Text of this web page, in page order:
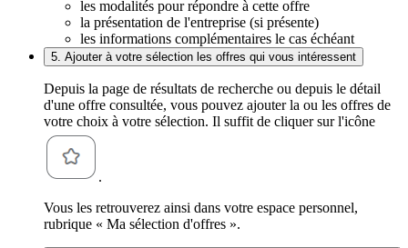
les modalités pour répondre à cette offre
la présentation de l'entreprise (si présente)
les informations complémentaires le cas échéant
5. Ajouter à votre sélection les offres qui vous intéressent
Depuis la page de résultats de recherche ou depuis le détail
d'une offre consultée, vous pouvez ajouter la ou les offres de
votre choix à votre sélection. Il suffit de cliquer sur l'icône
.
Vous les retrouverez ainsi dans votre espace personnel,
rubrique « Ma sélection d'offres ».